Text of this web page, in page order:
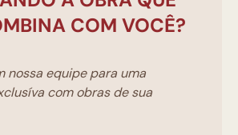
COM VOCÊ?
nossa equipe para uma
com obras de sua